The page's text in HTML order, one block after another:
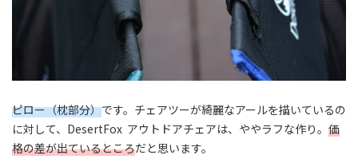
ピロー（枕部分）です。チェアツーが綺麗なアールを描いているの
に対して、DesertFox アウトドアチェアは、ややラフな作り。 価
格の差が出ているところだと思います。